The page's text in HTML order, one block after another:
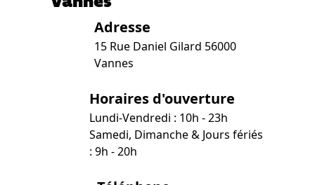
Adresse
15 Rue Daniel Gilard 56000
Vannes
Horaires d'ouverture
Lundi-Vendredi : 10h - 23h
Samedi, Dimanche & Jours fériés
: 9h - 20h